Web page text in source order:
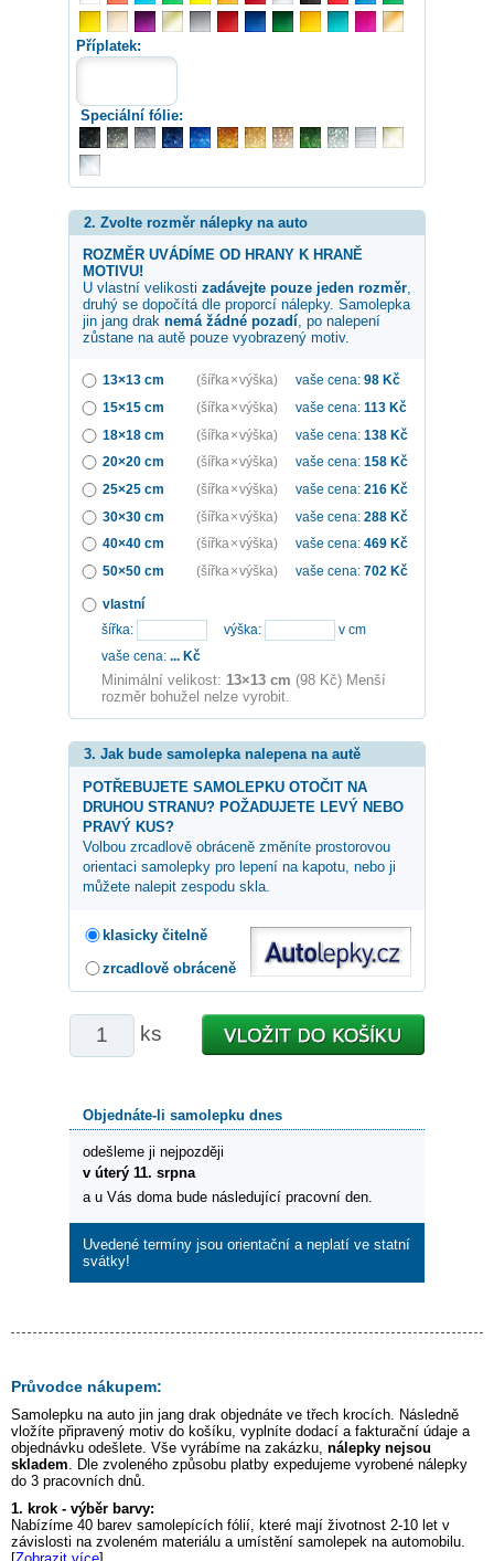
Příplatek:
Speciální fólie:
2. Zvolte rozměr nálepky na auto
ROZMĚR UVÁDÍME OD HRANY K HRANĚ
MOTIVU!
U vlastní velikosti zadávejte pouze jeden rozměr,
druhý se dopočítá dle proporcí nálepky. Samolepka
jin jang drak nemá žádné pozadí, po nalepení
zůstane na autě pouze vyobrazený motiv.
13×13 cm (šířka × výška) vaše cena: 98 Kč
15×15 cm
(šířka × výška) vaše cena: 113 Kč
18×18 cm
(šířka × výška) vaše cena: 138 Kč
20×20 cm
(šířka × výška) vaše cena: 158 Kč
25×25 cm
(šířka × výška) vaše cena: 216 Kč
30×30 cm
(šířka × výška) vaše cena: 288 Kč
40×40 cm
(šířka × výška) vaše cena: 469 Kč
50×50 cm
(šířka × výška) vaše cena: 702 Kč
vlastní
šířka:
výška:
v cm
vaše cena: ... Kč
Minimální velikost: 13×13 cm (98 Kč) Menší
rozměr bohužel nelze vyrobit.
3. Jak bude samolepka nalepena na autě
POTŘEBUJETE SAMOLEPKU OTOČIT NA
DRUHOU STRANU? POŽADUJETE LEVÝ NEBO
PRAVÝ KUS?
Volbou zrcadlově obráceně změníte prostorovou
orientaci samolepky pro lepení na kapotu, nebo ji
můžete nalepit zespodu skla.
klasicky čitelně
zrcadlově obráceně
ks
Objednáte-li samolepku dnes
odešleme ji nejpozději
v úterý 11. srpna
a u Vás doma bude následující pracovní den.
Uvedené termíny jsou orientační a neplatí ve statní
svátky!
Průvodce nákupem:
Samolepku na auto jin jang drak objednáte ve třech krocích. Následně
vložíte připravený motiv do košíku, vyplníte dodací a fakturační údaje a
objednávku odešlete. Vše vyrábíme na zakázku, nálepky nejsou
skladem . Dle zvoleného způsobu platby expedujeme vyrobené nálepky
do 3 pracovních dnů.
1. krok - výběr barvy:
Nabízíme 40 barev samolepících fólií, které mají životnost 2-10 let v
závislosti na zvoleném materiálu a umístění samolepek na automobilu.